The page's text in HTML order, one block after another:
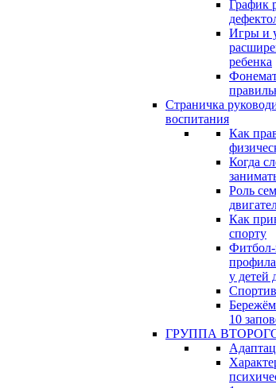
График
Игры и
ребенка
Страничка
воспитания
Как
Когда
Роль
Как
спорту
Фитбол-
у детей
Бережём
10
ГРУППА